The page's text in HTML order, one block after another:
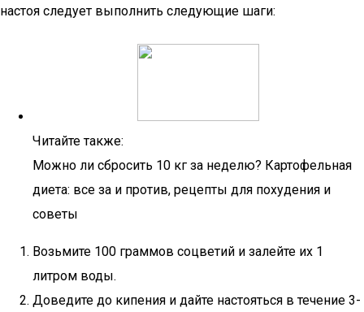
настоя следует выполнить следующие шаги:
Читайте также:
Можно ли сбросить 10 кг за неделю? Картофельная
диета: все за и против, рецепты для похудения и
советы
Возьмите 100 граммов соцветий и залейте их 1
литром воды.
Доведите до кипения и дайте настояться в течение 3-